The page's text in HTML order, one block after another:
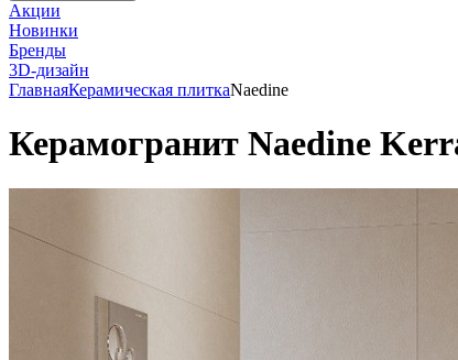
Акции
Новинки
Бренды
3D-дизайн
ГлавнаяКерамическая плиткаNaedine
Керамогранит Naedine